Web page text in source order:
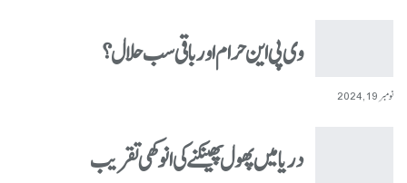
وی پی این حرام اور باقی سب حلال؟
نومبر 19, 2024
دریا میں پھول پھینکنے کی انوکھی تقریب